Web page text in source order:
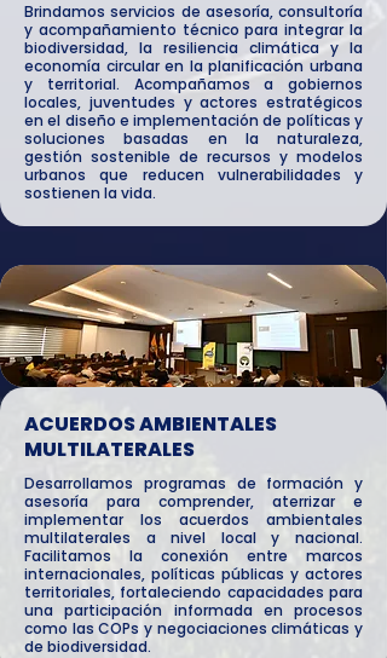
Brindamos servicios de asesoría, consultoría
y acompañamiento técnico para integrar la
biodiversidad, la resiliencia climática y la
economía circular en la planificación urbana
y territorial. Acompañamos a gobiernos
locales, juventudes y actores estratégicos
en el diseño e implementación de políticas y
soluciones basadas en la naturaleza,
gestión sostenible de recursos y modelos
urbanos que reducen vulnerabilidades y
sostienen la vida.
ACUERDOS AMBIENTALES
MULTILATERALES
Desarrollamos programas de formación y
asesoría para comprender, aterrizar e
implementar los acuerdos ambientales
multilaterales a nivel local y nacional.
Facilitamos la conexión entre marcos
internacionales, políticas públicas y actores
territoriales, fortaleciendo capacidades para
una participación informada en procesos
como las COPs y negociaciones climáticas y
de biodiversidad.